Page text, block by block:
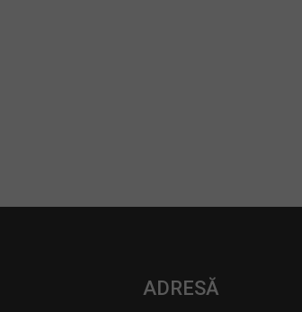
ADRESĂ